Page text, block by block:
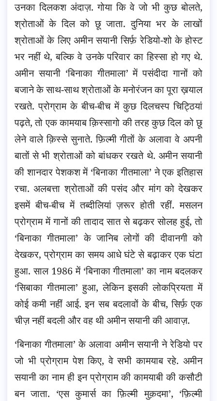
उनका दिलकश अंदाज़. गोया कि वे जो भी कुछ बोलते,
श्रोताओं के दिल को छू जाता. दुनिया भर के लाखों
श्रोताओं के लिए अमीन सयानी सिर्फ़ रेडियो-शो के होस्ट
भर नहीं थे, बल्कि वे उनके परिवार का हिस्सा हो गए थे.
अमीन सयानी ‘बिनाका गीतमाला’ में पसंदीदा गानों को
बजाने के साथ-साथ श्रोताओं के मनोरंजन का पूरा ख़याल
रखते. प्रोग्राम के बीच-बीच में कुछ दिलचस्प चिट्ठियां
पढ़ते, तो एक कामयाब क़िस्सागो की तरह कुछ दिल को छू
लेने वाले क़िस्से सुनाते. फ़िल्मी गीतों के अलावा वे अपनी
बातों से भी श्रोताओं को बांधकर रखते थे. अमीन सयानी
की शानदार पेशकश में ‘बिनाका गीतमाला’ ने एक इतिहास
रचा. अलबत्ता श्रोताओं की पसंद और मांग को देखकर
इसमें बीच-बीच में तब्दीलियां ज़रूर होती रहीं. मसलन
प्रोग्राम में गानों की तादाद सात से बढ़कर सोलह हुई, तो
‘बिनाका गीतमाला’ के जानिब लोगों की दीवानगी को
देखकर, प्रोग्राम का समय आधे घंटे से बढ़ाकर एक घंटा
हुआ. साल 1986 में ‘बिनाका गीतमाला’ का नाम बदलकर
‘सिबाका गीतमाला’ हुआ, लेकिन इसकी लोकप्रियता में
कोई कमी नहीं आई. इन सब बदलावों के बीच, सिर्फ़ एक
चीज़ नहीं बदली और वह थी अमीन सयानी की आवाज़.
‘बिनाका गीतमाला’ के अलावा अमीन सयानी ने रेडियो पर
जो भी प्रोग्राम पेश किए, वे सभी कामयाब रहे. अमीन
सयानी का नाम ही इन प्रोग्राम की कामयाबी की कसौटी
बन जाता. ‘एस कुमार्स का फ़िल्मी मुक़दमा’, ‘फ़िल्मी